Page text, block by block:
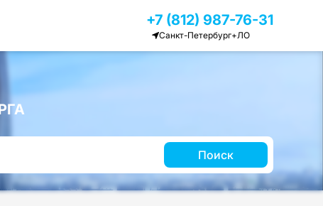
+7 (812) 987-76-31
Санкт-Петербург+ЛО
Поиск